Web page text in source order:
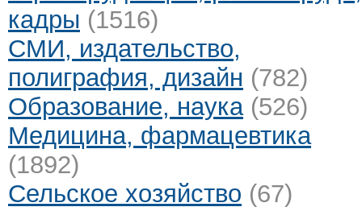
кадры (1516)
СМИ, издательство,
полиграфия, дизайн (782)
Образование, наука (526)
Медицина, фармацевтика
(1892)
Сельское хозяйство (67)